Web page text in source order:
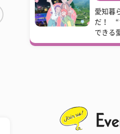
愛知暮
だ！ “
できる